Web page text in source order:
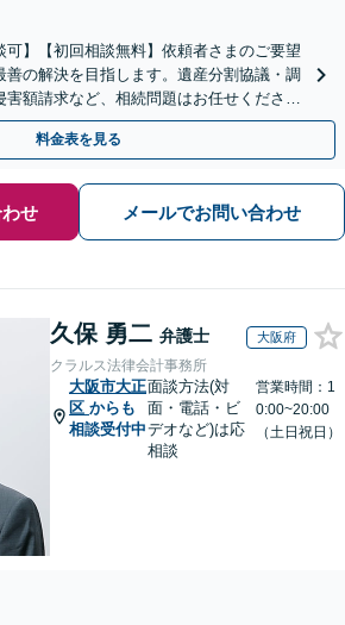
可】【初回相談無料】依頼者さまのご要望
善の解決を目指します。遺産分割協議・調
額請求など、相続問題はお任せください
トラブルのご相談も対応します
料金表を見る
せ メールでお問い合わせ
久保 勇二 弁護士 大阪府
クラルス法律会計事務所
大阪市大正
区 からも
相談受付中
面談方法(対
面・電話・ビ
デオなど)は応
相談
営業時間：1
0:00~20:00
（土日祝日）